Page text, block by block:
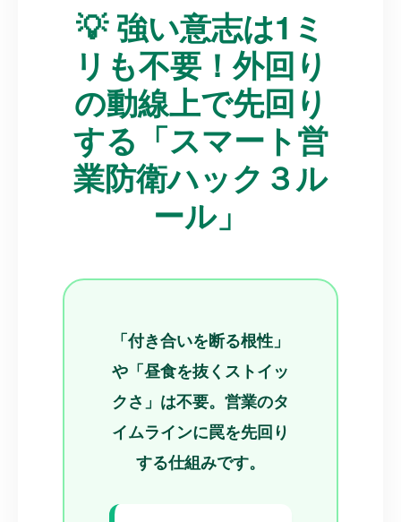
💡 強い意志は1ミ
リも不要！外回り
の動線上で先回り
する「スマート営
業防衛ハック３ル
ール」
「付き合いを断る根性」
や「昼食を抜くストイッ
クさ」は不要。営業のタ
イムラインに罠を先回り
する仕組みです。